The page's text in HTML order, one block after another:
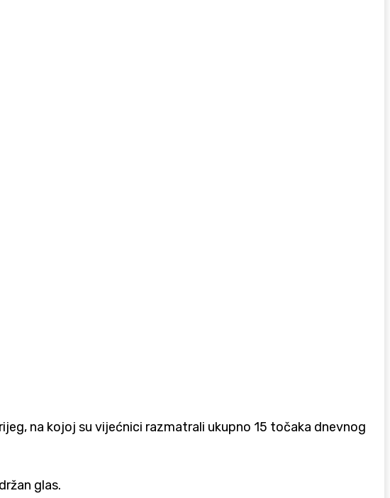
, na kojoj su vijećnici razmatrali ukupno 15 točaka dnevnog
glas.